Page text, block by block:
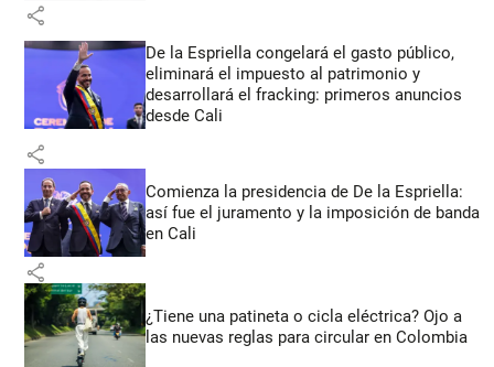
share
De la Espriella congelará el gasto público,
eliminará el impuesto al patrimonio y
desarrollará el fracking: primeros anuncios
desde Cali
share
Comienza la presidencia de De la Espriella:
así fue el juramento y la imposición de banda
en Cali
share
¿Tiene una patineta o cicla eléctrica? Ojo a
las nuevas reglas para circular en Colombia